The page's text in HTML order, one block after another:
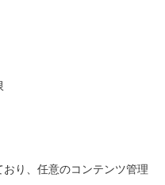
り、任意のコンテンツ管理